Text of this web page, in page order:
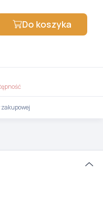
Do koszyka
zakupowej